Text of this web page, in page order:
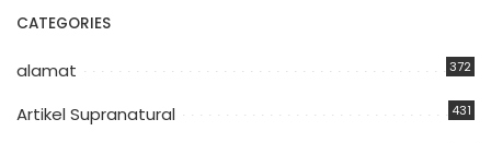
CATEGORIES
alamat 372
Artikel Supranatural 431